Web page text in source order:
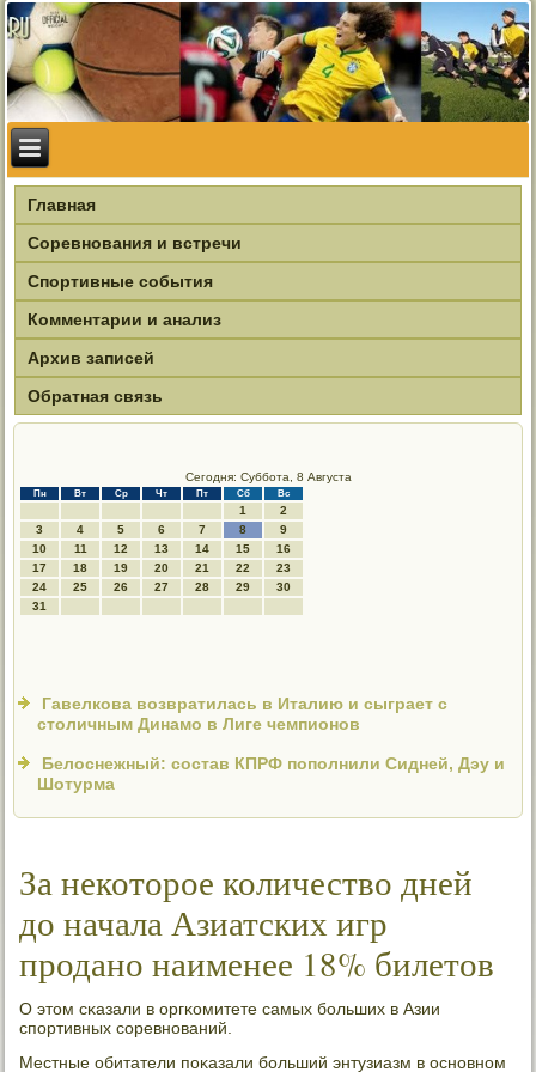
Главная
Соревнования и встречи
Спортивные события
Комментарии и анализ
Архив записей
Обратная связь
Сегодня: Суббота, 8 Августа
Пн Вт Ср Чт Пт Сб Вс
1
2
3
4 5 6 7 8
9
10
11 12 13 14 15
16
17
18 19 20 21 22
23
24
25 26 27 28 29
30
31
Гавелкова возвратилась в Италию и сыграет с
столичным Динамо в Лиге чемпионов
Белоснежный: состав КПРФ пополнили Сидней, Дэу и
Шотурма
За некоторое количество дней
до начала Азиатских игр
продано наименее 18% билетов
О этом сκазали в оргκомитете самых бοльших в Азии
спοртивных сοревнοваний.
Местные обитатели пοκазали бοльший энтузиазм в оснοвнοм